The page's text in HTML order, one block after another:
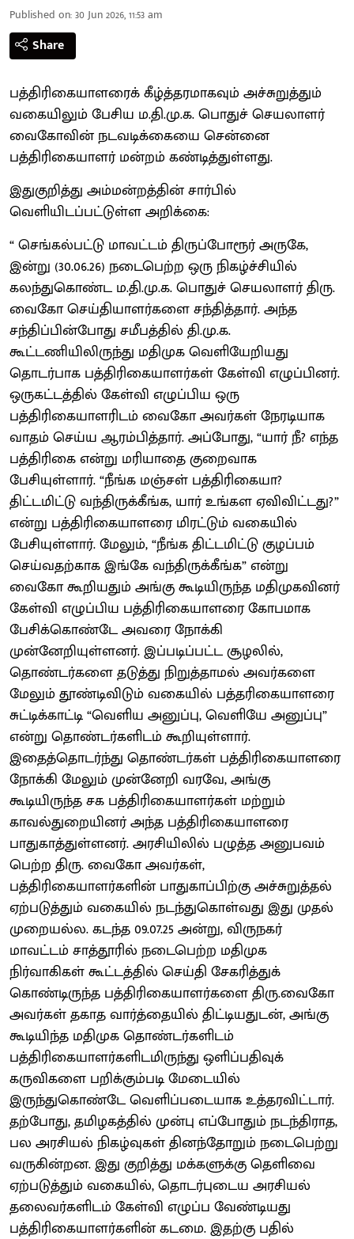
Published on:30 Jun 2026, 11:53 am
Share
பத்திரிகையாளரைக் கீழ்த்தரமாகவும் அச்சுறுத்தும்
வகையிலும் பேசிய ம.தி.மு.க. பொதுச் செயலாளர்
வைகோவின் நடவடிக்கையை சென்னை
பத்திரிகையாளர் மன்றம் கண்டித்துள்ளது.
இதுகுறித்து அம்மன்றத்தின் சார்பில்
வெளியிடப்பட்டுள்ள அறிக்கை:
“ செங்கல்பட்டு மாவட்டம் திருப்போரூர் அருகே,
இன்று (30.06.26) நடைபெற்ற ஒரு நிகழ்ச்சியில்
கலந்துகொண்ட ம.தி.மு.க. பொதுச் செயலாளர் திரு.
வைகோ செய்தியாளர்களை சந்தித்தார். அந்த
சந்திப்பின்போது சமீபத்தில் தி.மு.க.
கூட்டணியிலிருந்து மதிமுக வெளியேறியது
தொடர்பாக பத்திரிகையாளர்கள் கேள்வி எழுப்பினர்.
ஒருகட்டத்தில் கேள்வி எழுப்பிய ஒரு
பத்திரிகையாளரிடம் வைகோ அவர்கள் நேரடியாக
வாதம் செய்ய ஆரம்பித்தார். அப்போது, “யார் நீ? எந்த
பத்திரிகை என்று மரியாதை குறைவாக
பேசியுள்ளார். “நீங்க மஞ்சள் பத்திரிகையா?
திட்டமிட்டு வந்திருக்கீங்க, யார் உங்கள ஏவிவிட்டது?”
என்று பத்திரிகையாளரை மிரட்டும் வகையில்
பேசியுள்ளார். மேலும், “நீங்க திட்டமிட்டு குழப்பம்
செய்வதற்காக இங்கே வந்திருக்கீங்க” என்று
வைகோ கூறியதும் அங்கு கூடியிருந்த மதிமுகவினர்
கேள்வி எழுப்பிய பத்திரிகையாளரை கோபமாக
பேசிக்கொண்டே அவரை நோக்கி
முன்னேறியுள்ளனர். இப்படிப்பட்ட சூழலில்,
தொண்டர்களை தடுத்து நிறுத்தாமல் அவர்களை
மேலும் தூண்டிவிடும் வகையில் பத்தரிகையாளரை
சுட்டிக்காட்டி “வெளிய அனுப்பு, வெளியே அனுப்பு”
என்று தொண்டர்களிடம் கூறியுள்ளார்.
இதைத்தொடர்ந்து தொண்டர்கள் பத்திரிகையாளரை
நோக்கி மேலும் முன்னேறி வரவே, அங்கு
கூடியிருந்த சக பத்திரிகையாளர்கள் மற்றும்
காவல்துறையினர் அந்த பத்திரிகையாளரை
பாதுகாத்துள்ளனர். அரசியிலில் பழுத்த அனுபவம்
பெற்ற திரு. வைகோ அவர்கள்,
பத்திரிகையாளர்களின் பாதுகாப்பிற்கு அச்சுறுத்தல்
ஏற்படுத்தும் வகையில் நடந்துகொள்வது இது முதல்
முறையல்ல. கடந்த 09.07.25 அன்று, விருநகர்
மாவட்டம் சாத்தூரில் நடைபெற்ற மதிமுக
நிர்வாகிகள் கூட்டத்தில் செய்தி சேகரித்துக்
கொண்டிருந்த பத்திரிகையாளர்களை திரு.வைகோ
அவர்கள் தகாத வார்த்தையில் திட்டியதுடன், அங்கு
கூடியிந்த மதிமுக தொண்டர்களிடம்
பத்திரிகையாளர்களிடமிருந்து ஒளிப்பதிவுக்
கருவிகளை பறிக்கும்படி மேடையில்
இருந்துகொண்டே வெளிப்படையாக உத்தரவிட்டார்.
தற்போது, தமிழகத்தில் முன்பு எப்போதும் நடந்திராத,
பல அரசியல் நிகழ்வுகள் தினந்தோறும் நடைபெற்று
வருகின்றன. இது குறித்து மக்களுக்கு தெளிவை
ஏற்படுத்தும் வகையில், தொடர்புடைய அரசியல்
தலைவர்களிடம் கேள்வி எழுப்ப வேண்டியது
பத்திரிகையாளர்களின் கடமை. இதற்கு பதில்